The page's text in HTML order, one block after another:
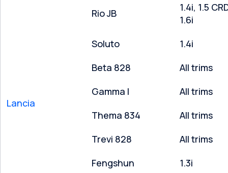
Rio JB
1.4i, 1.5
1.6i
Soluto
1.4i
Lancia
Beta 828
All trims
Gamma l
All trims
Thema 834
All trims
Trevi 828
All trims
Fengshun
1.3i